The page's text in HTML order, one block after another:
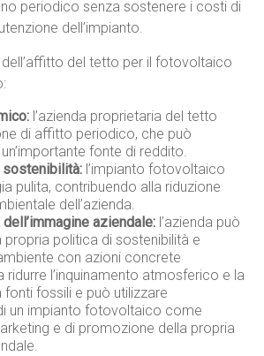
periodico senza sostenere i costi di
dell’impianto.
dell’affitto del tetto per il fotovoltaico
l’azienda proprietaria del tetto
di affitto periodico, che può
fonte di reddito.
sostenibilità: l’impianto fotovoltaico
pulita, contribuendo alla riduzione
dell’azienda.
aziendale: l’azienda può
propria politica di sostenibilità e
con azioni concrete
ridurre l’inquinamento atmosferico e la
fonti fossili e può utilizzare
un impianto fotovoltaico come
e di promozione della propria